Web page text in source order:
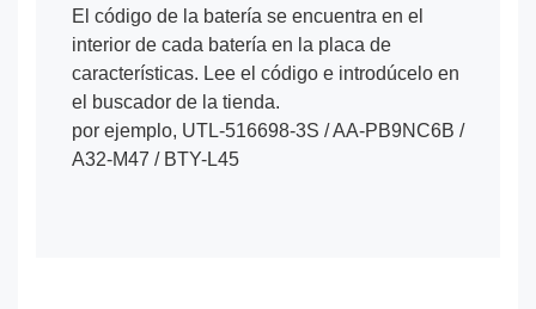
El código de la batería se encuentra en el
interior de cada batería en la placa de
características. Lee el código e introdúcelo en
el buscador de la tienda.
por ejemplo, UTL-516698-3S / AA-PB9NC6B /
A32-M47 / BTY-L45